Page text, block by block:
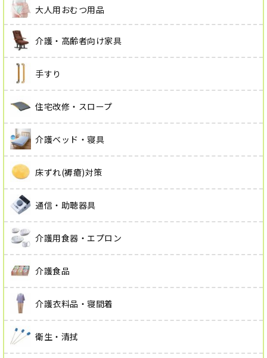
大人用おむつ用品
介護・高齢者向け家具
手すり
住宅改修・スロープ
介護ベッド・寝具
床ずれ(褥瘡)対策
通信・助聴器具
介護用食器・エプロン
介護食品
介護衣料品・寝間着
衛生・清拭